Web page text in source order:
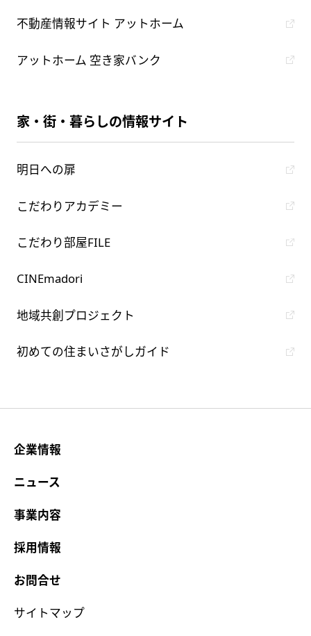
不動産情報サイト アットホーム
アットホーム 空き家バンク
家・街・暮らしの情報サイト
明日への扉
こだわりアカデミー
こだわり部屋FILE
CINEmadori
地域共創プロジェクト
初めての住まいさがしガイド
企業情報
ニュース
事業内容
採用情報
お問合せ
サイトマップ